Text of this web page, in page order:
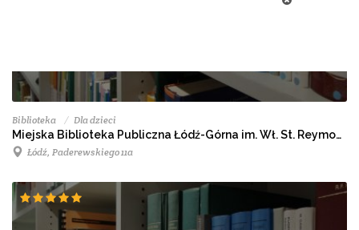
Biblioteka Dla dzieci
Miejska Biblioteka Publiczna Łódź-Górna im. Wł. St. Reymonta
Łódź, Paderewskiego 11a